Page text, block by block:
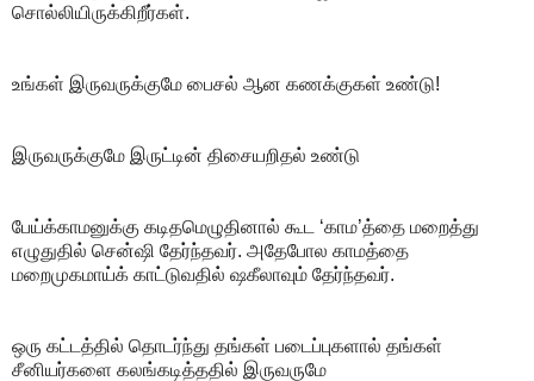
சொல்லியிருக்கிறீர்கள்.
உங்கள் இருவருக்குமே பைசல் ஆன கணக்குகள் உண்டு!
இருவருக்குமே இருட்டின் திசையறிதல் உண்டு
பேய்க்காமனுக்கு கடிதமெழுதினால் கூட ‘காம’த்தை மறைத்து
எழுதுதில் சென்ஷி தேர்ந்தவர். அதேபோல காமத்தை
மறைமுகமாய்க் காட்டுவதில் ஷகீலாவும் தேர்ந்தவர்.
ஒரு கட்டத்தில் தொடர்ந்து தங்கள் படைப்புகளால் தங்கள்
சீனியர்களை கலங்கடித்ததில் இருவருமே